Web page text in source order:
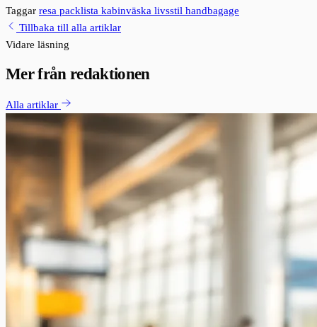
Taggar resa packlista kabinväska livsstil handbagage
Tillbaka till alla artiklar
Vidare läsning
Mer från redaktionen
Alla artiklar